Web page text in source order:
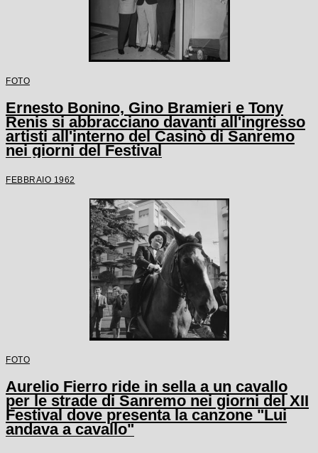
FOTO
Ernesto Bonino, Gino Bramieri e Tony
Renis si abbracciano davanti all'ingresso
artisti all'interno del Casinò di Sanremo
nei giorni del Festival
FEBBRAIO 1962
FOTO
Aurelio Fierro ride in sella a un cavallo
per le strade di Sanremo nei giorni del XII
Festival dove presenta la canzone "Lui
andava a cavallo"